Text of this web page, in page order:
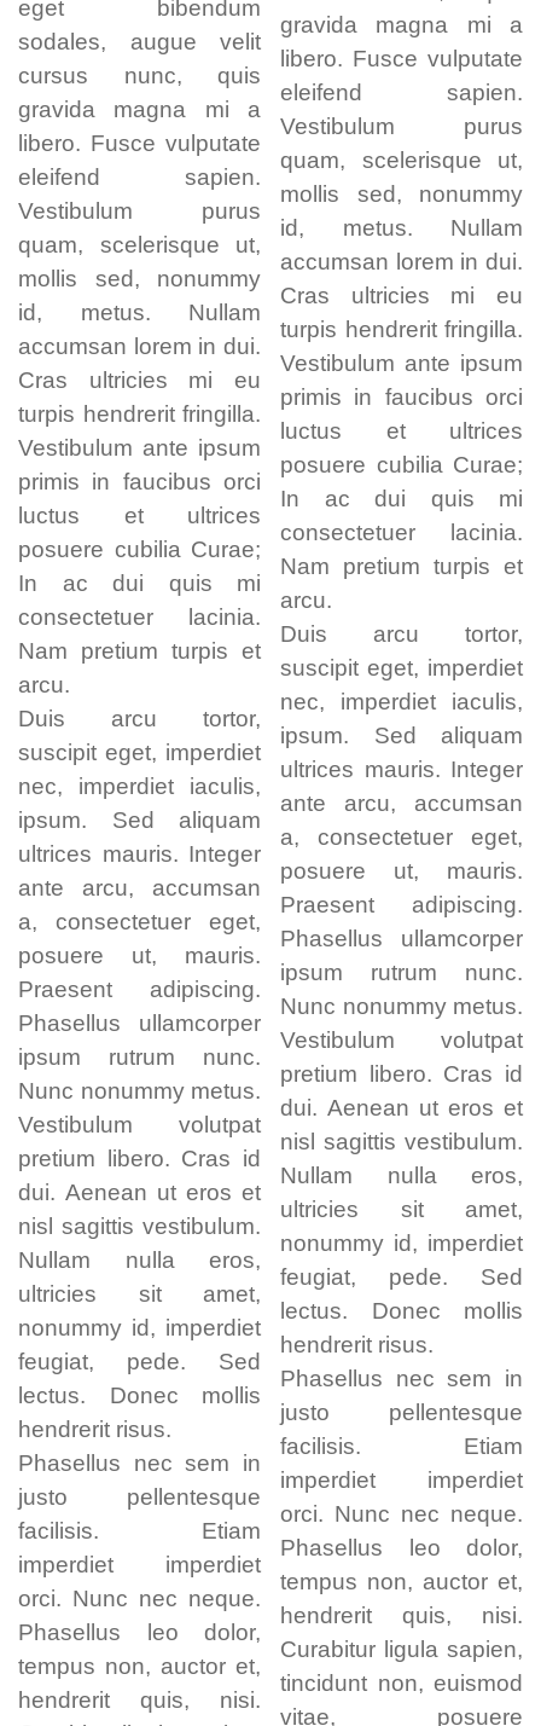
eget bibendum
sodales, augue velit
cursus nunc, quis
gravida magna mi a
libero. Fusce vulputate
eleifend sapien.
Vestibulum purus
quam, scelerisque ut,
mollis sed, nonummy
id, metus. Nullam
accumsan lorem in dui.
Cras ultricies mi eu
turpis hendrerit fringilla.
Vestibulum ante ipsum
primis in faucibus orci
luctus et ultrices
posuere cubilia Curae;
In ac dui quis mi
consectetuer lacinia.
Nam pretium turpis et
arcu.
Duis arcu tortor,
suscipit eget, imperdiet
nec, imperdiet iaculis,
ipsum. Sed aliquam
ultrices mauris. Integer
ante arcu, accumsan
a, consectetuer eget,
posuere ut, mauris.
Praesent adipiscing.
Phasellus ullamcorper
ipsum rutrum nunc.
Nunc nonummy metus.
Vestibulum volutpat
pretium libero. Cras id
dui. Aenean ut eros et
nisl sagittis vestibulum.
Nullam nulla eros,
ultricies sit amet,
nonummy id, imperdiet
feugiat, pede. Sed
lectus. Donec mollis
hendrerit risus.
Phasellus nec sem in
justo pellentesque
facilisis. Etiam
imperdiet imperdiet
orci. Nunc nec neque.
Phasellus leo dolor,
tempus non, auctor et,
hendrerit quis, nisi.
gravida magna mi a
libero. Fusce vulputate
eleifend sapien.
Vestibulum purus
quam, scelerisque ut,
mollis sed, nonummy
id, metus. Nullam
accumsan lorem in dui.
Cras ultricies mi eu
turpis hendrerit fringilla.
Vestibulum ante ipsum
primis in faucibus orci
luctus et ultrices
posuere cubilia Curae;
In ac dui quis mi
consectetuer lacinia.
Nam pretium turpis et
arcu.
Duis arcu tortor,
suscipit eget, imperdiet
nec, imperdiet iaculis,
ipsum. Sed aliquam
ultrices mauris. Integer
ante arcu, accumsan
a, consectetuer eget,
posuere ut, mauris.
Praesent adipiscing.
Phasellus ullamcorper
ipsum rutrum nunc.
Nunc nonummy metus.
Vestibulum volutpat
pretium libero. Cras id
dui. Aenean ut eros et
nisl sagittis vestibulum.
Nullam nulla eros,
ultricies sit amet,
nonummy id, imperdiet
feugiat, pede. Sed
lectus. Donec mollis
hendrerit risus.
Phasellus nec sem in
justo pellentesque
facilisis. Etiam
imperdiet imperdiet
orci. Nunc nec neque.
Phasellus leo dolor,
tempus non, auctor et,
hendrerit quis, nisi.
Curabitur ligula sapien,
tincidunt non, euismod
vitae, posuere